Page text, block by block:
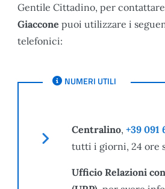
Gentile Cittadino, per
Giaccone puoi utilizzare i
telefonici:
NUMERI UTILI
NUMERI UTILI
Centralino, +39 091
tutti i giorni, 24 ore
Ufficio Relazioni